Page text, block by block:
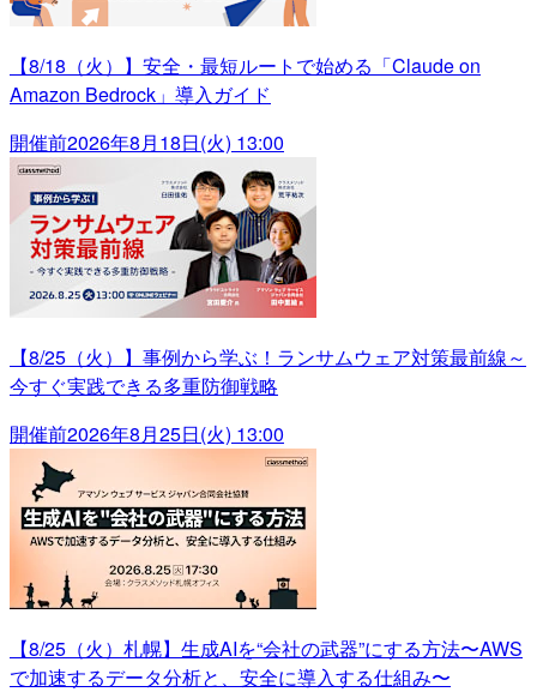
【8/18（火）】安全・最短ルートで始める「Claude on
Amazon Bedrock」導入ガイド
開催前2026年8月18日(火) 13:00
【8/25（火）】事例から学ぶ！ランサムウェア対策最前線～
今すぐ実践できる多重防御戦略
開催前2026年8月25日(火) 13:00
【8/25（火）札幌】生成AIを“会社の武器”にする方法〜AWS
で加速するデータ分析と、安全に導入する仕組み〜